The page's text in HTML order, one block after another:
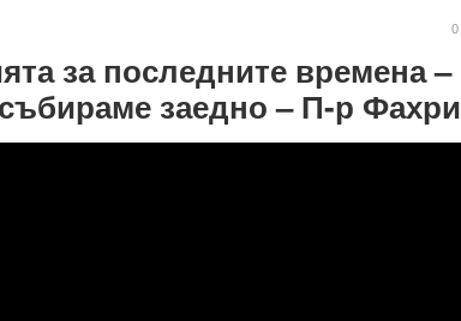
0
за последните времена –
заедно – П-р Фахри